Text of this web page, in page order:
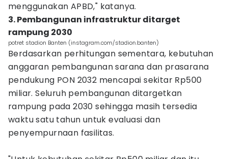
menggunakan APBD," katanya.
3. Pembangunan infrastruktur ditarget
rampung 2030
potret stadion Banten (instagram.com/stadion.banten)
Berdasarkan perhitungan sementara, kebutuhan
anggaran pembangunan sarana dan prasarana
pendukung PON 2032 mencapai sekitar Rp500
miliar. Seluruh pembangunan ditargetkan
rampung pada 2030 sehingga masih tersedia
waktu satu tahun untuk evaluasi dan
penyempurnaan fasilitas.